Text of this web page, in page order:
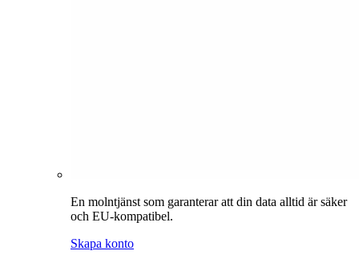
En molntjänst som garanterar att din data alltid är säker
och EU-kompatibel.
Skapa konto